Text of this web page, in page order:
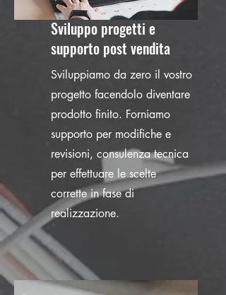
Sviluppo progetti e
supporto post vendita
Sviluppiamo da zero il vostro
progetto facendolo diventare
prodotto finito. Forniamo
supporto per modifiche e
revisioni, consulenza tecnica
per effettuare le scelte
corrette in fase di
realizzazione.